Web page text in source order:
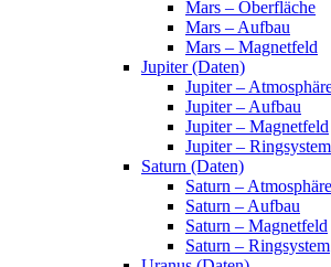
Mars – Oberfläche
Mars – Aufbau
Mars – Magnetfeld
Jupiter (Daten)
Jupiter –
Jupiter – Aufbau
Jupiter – Magnetfeld
Jupiter – Ringsystem
Saturn (Daten)
Saturn – Atmosphäre
Saturn – Aufbau
Saturn – Magnetfeld
Saturn – Ringsystem